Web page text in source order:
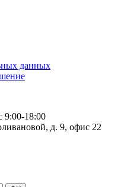
данных
18:00
д. 9, офис 22